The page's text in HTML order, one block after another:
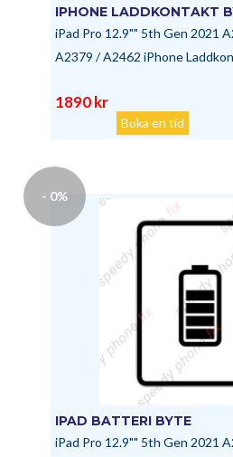
IPHONE LADDKONTAKT
iPad Pro 12.9"" 5th Gen 2021
A2379 / A2462 iPhone
1890 kr
Boka en tid
IPAD BATTERI BYTE
iPad Pro 12.9"" 5th Gen 2021
- 0%